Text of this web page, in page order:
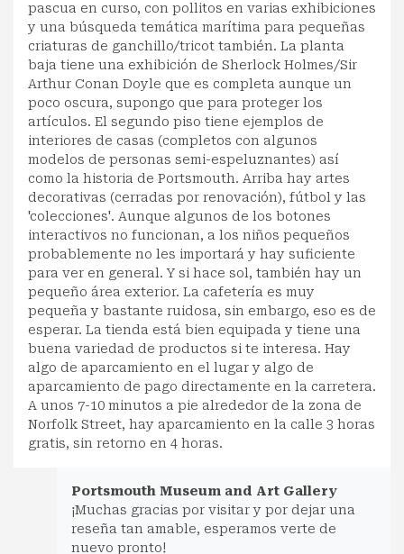
pascua en curso, con pollitos en varias exhibiciones
y una búsqueda temática marítima para pequeñas
criaturas de ganchillo/tricot también. La planta
baja tiene una exhibición de Sherlock Holmes/Sir
Arthur Conan Doyle que es completa aunque un
poco oscura, supongo que para proteger los
artículos. El segundo piso tiene ejemplos de
interiores de casas (completos con algunos
modelos de personas semi-espeluznantes) así
como la historia de Portsmouth. Arriba hay artes
decorativas (cerradas por renovación), fútbol y las
'colecciones'. Aunque algunos de los botones
interactivos no funcionan, a los niños pequeños
probablemente no les importará y hay suficiente
para ver en general. Y si hace sol, también hay un
pequeño área exterior. La cafetería es muy
pequeña y bastante ruidosa, sin embargo, eso es de
esperar. La tienda está bien equipada y tiene una
buena variedad de productos si te interesa. Hay
algo de aparcamiento en el lugar y algo de
aparcamiento de pago directamente en la carretera.
A unos 7-10 minutos a pie alrededor de la zona de
Norfolk Street, hay aparcamiento en la calle 3 horas
gratis, sin retorno en 4 horas.
Portsmouth Museum and Art Gallery
¡Muchas gracias por visitar y por dejar una
reseña tan amable, esperamos verte de
nuevo pronto!